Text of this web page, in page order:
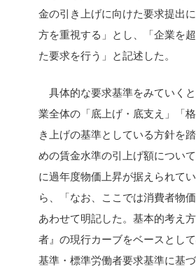
金の引き上げに向けた要求提出
方を重視する」とし、「企業を
た要求を行う」と記述した。
具体的な要求基準をみていく
業全体の「底上げ・底支え」「
き上げの基準としている方針を
めの賃金水準の引上げ額につい
に過年度物価上昇が据えられて
ら、「なお、ここでは消費者物
あわせて明記した。基本的考え
者』の現行カーブをベースとし
基準・標準労働者要求基準に基